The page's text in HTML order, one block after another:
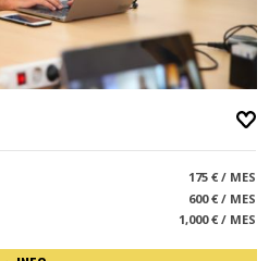
175 € / MES
600 € / MES
1,000 € / MES